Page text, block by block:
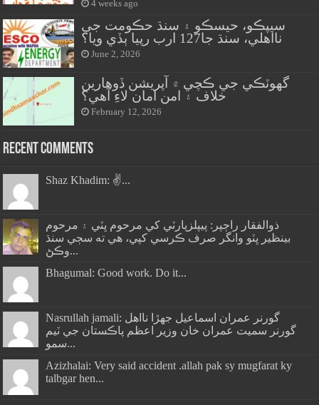
4 weeks ago
سيپڪو، حيسڪو ۽ سنڌ حڪومت جي
نااهلي، سنڌ جا127 ارب رپيا ٻڏي ويا؟
June 2, 2026
گهوٽڪي جي ڪچي ۾ آپريشن ڏوهارين
خلاف ۽ امن امان لاءِ آهي؟
February 12, 2026
Recent Comments
Shaz Khadim: ✌️...
ذوالفقار راڄپر: پيپلزپارٽي کي مرحوم ڀٽي ۽ مرحوم
بينظير ڀٽو وانگر صرف ڪرسي کپي، هي ته سڄي سنڌ
وڪڻ...
Bhagumal: Good work. Do it...
Nasrullah jamali: گورنر عمران اسماعيل جھڙا نااهل
گورنر سميت عمران خان وزير اعظم پاڪستان جي ٽيم
سمو...
Azizhalai: Very said accident .allah pak sy mugfarat ky
talbgar hen...